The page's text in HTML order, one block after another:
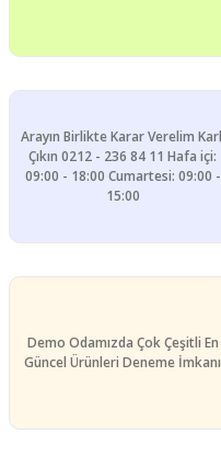
Arayın Birlikte Karar Verelim
Çıkın 0212 - 236 84 11 Hafa içi:
09:00 - 18:00 Cumartesi: 09:00 -
15:00
Demo Odamızda Çok Çeşitli En
Güncel Ürünleri Deneme İmkanı